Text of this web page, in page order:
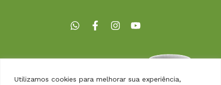
Utilizamos cookies para melhorar sua experiência,